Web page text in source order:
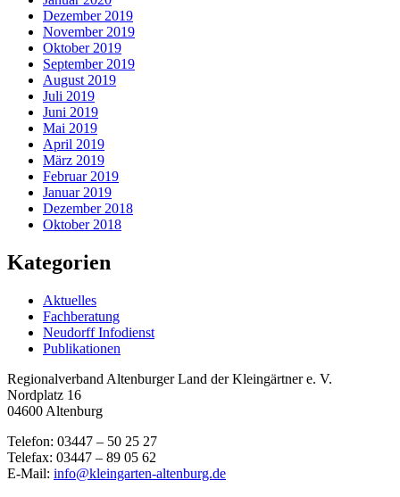
Dezember 2019
November 2019
Oktober 2019
September 2019
August 2019
Juli 2019
Juni 2019
Mai 2019
April 2019
März 2019
Februar 2019
Januar 2019
Dezember 2018
Oktober 2018
Kategorien
Aktuelles
Fachberatung
Neudorff Infodienst
Publikationen
Regionalverband Altenburger Land der Kleingärtner e. V.
Nordplatz 16
04600 Altenburg
Telefon: 03447 – 50 25 27
Telefax: 03447 – 89 05 62
E-Mail: info@kleingarten-altenburg.de